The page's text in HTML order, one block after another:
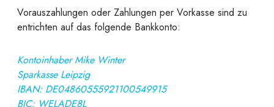
Vorauszahlungen oder Zahlungen per Vorkasse sind zu
entrichten auf das folgende Bankkonto:
Kontoinhaber Mike Winter
Sparkasse Leipzig
IBAN: DE04860555921100549915
BIC: WELADE8L